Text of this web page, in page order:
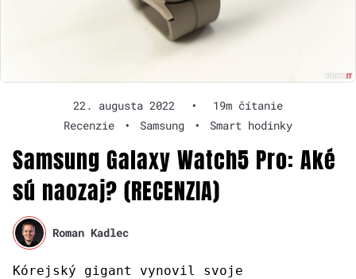
22. augusta 2022 •
19m čítanie
Recenzie
• Samsung • Smart hodinky
Samsung Galaxy Watch5 Pro: Aké
sú naozaj? (RECENZIA)
Roman Kadlec
Kórejský gigant vynovil svoje